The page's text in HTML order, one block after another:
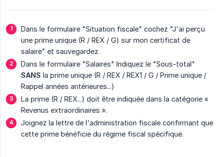
Dans le formulaire "Situation fiscale" cochez "J'ai perçu
une prime unique (R / REX / G) sur mon certificat de
salaire" et sauvegardez.
Dans le formulaire "Salaires" Indiquez le "Sous-total"
SANS la prime unique (R / REX / REX1 / G / Prime unique /
Rappel années antérieures...)
La prime (R / REX...) doit être indiquée dans la catégorie «
Revenus extraordinaires ».
Joignez la lettre de l'administration fiscale confirmant que
cette prime bénéficie du régime fiscal spécifique.